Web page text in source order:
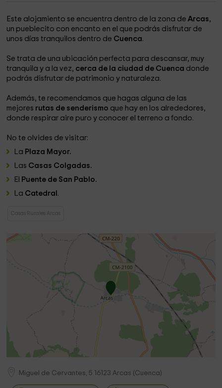
Este alojamiento se encuentra dentro de la zona deArcas,
un pueblecito con encanto en el que podrás disfrutar de
unos días tranquilos dentro de Cuenca.
Se trata de una ubicación perfecta para descansar, muy
tranquila y a la vez, cerca de la ciudad de Cuenca donde
podrás disfrutar de patrimonio y naturaleza.
Además, te recomendamos que hagas alguna de las
mejores rutas de senderismo que hay en los alrededores,
donde respirar aire puro y conocer el terreno a fondo.
No te olvides de visitar:
La Plaza Mayor.
Las Casas Colgadas.
El
Puente de San Pablo.
La Catedral .
Casas Rurales Arcas
Miguel de Cervantes, 5 16123 Arcas (Cuenca)